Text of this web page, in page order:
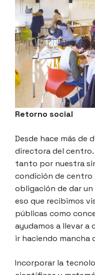
Retorno social
Desde hace más de
directora del centro.
tanto por nuestra
condición de
obligación de dar
eso que recibimos
públicas como
ayudamos a llevar
ir haciendo mancha
Incorporar la